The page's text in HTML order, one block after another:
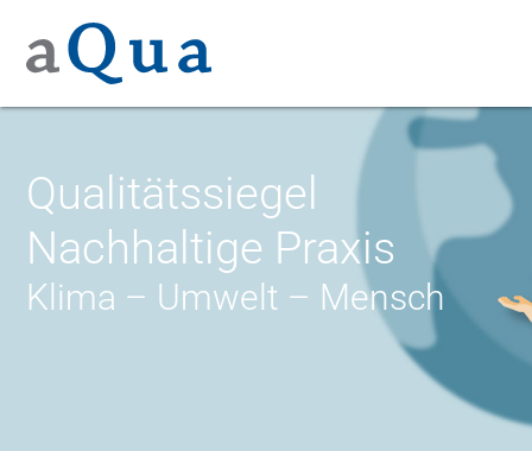
Qualitätssiegel
Nachhaltige Praxis
Klima – Umwelt – Mensch